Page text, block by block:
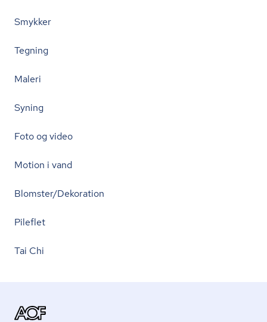
Smykker
Tegning
Maleri
Syning
Foto og video
Motion i vand
Blomster/Dekoration
Pileflet
Tai Chi